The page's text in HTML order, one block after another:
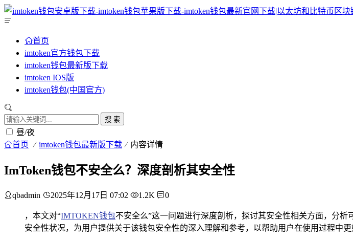
首页
imtoken官方钱包下载
imtoken钱包最新版下载
imtoken IOS版
imtoken钱包(中国官方)
搜 索
昼/夜
首页 imtoken钱包最新版下载 内容详情
ImToken钱包不安全么？深度剖析其安全性
qbadmin 2025年12月17日 07:02 1.2K 0
，本文对“IMTOKEN钱包不安全么”这一问题进行深度剖析，探讨其安全性相关方面，分
安全性状况，为用户提供关于该钱包安全性的深入理解和参考，以帮助用户在使用过程中更